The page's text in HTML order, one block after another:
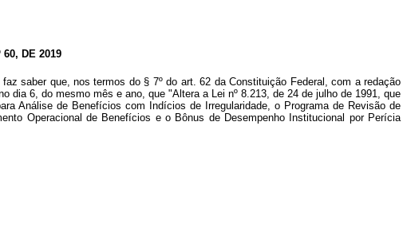
60, DE 2019
saber que, nos termos do § 7º do art. 62 da Constituição Federal, com a redação
dia 6, do mesmo mês e ano, que "Altera a Lei nº 8.213, de 24 de julho de 1991, que
Análise de Benefícios com Indícios de Irregularidade, o Programa de Revisão de
Operacional de Benefícios e o Bônus de Desempenho Institucional por Perícia